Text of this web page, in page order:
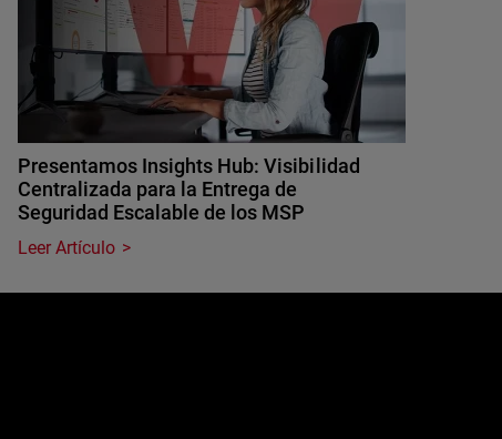
Presentamos Insights Hub: Visibilidad
Centralizada para la Entrega de
Seguridad Escalable de los MSP
Leer Artículo